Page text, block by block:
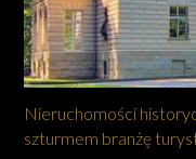
Nieruchomości
szturmem branżę